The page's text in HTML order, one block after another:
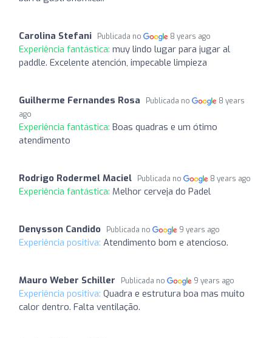
Carolina Stefani Publicada no 8 years ago
Experiência fantástica: muy lindo lugar para jugar al
paddle. Excelente atención, impecable limpieza
Guilherme Fernandes Rosa Publicada no
8 years
ago
Experiência fantástica: Boas quadras e um ótimo
atendimento
Rodrigo Rodermel Maciel Publicada no 8 years ago
Experiência fantástica: Melhor cerveja do Padel
Denysson Candido Publicada no 9 years ago
Experiência positiva: Atendimento bom e atencioso.
Mauro Weber Schiller Publicada no 9 years ago
Experiência positiva: Quadra e estrutura boa mas muito
calor dentro. Falta ventilação.